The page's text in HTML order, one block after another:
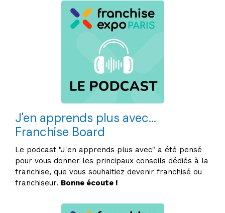
J'en apprends plus avec...
Franchise Board
Le podcast "J'en apprends plus avec" a été pensé
pour vous donner les principaux conseils dédiés à la
franchise, que vous souhaitiez devenir franchisé ou
franchiseur. Bonne écoute !